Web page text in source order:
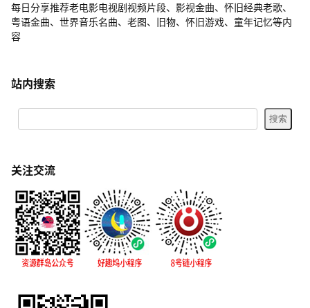
每日分享推荐老电影电视剧视频片段、影视金曲、怀旧经典老歌、
粤语金曲、世界音乐名曲、老图、旧物、怀旧游戏、童年记忆等内
容
站内搜索
关注交流